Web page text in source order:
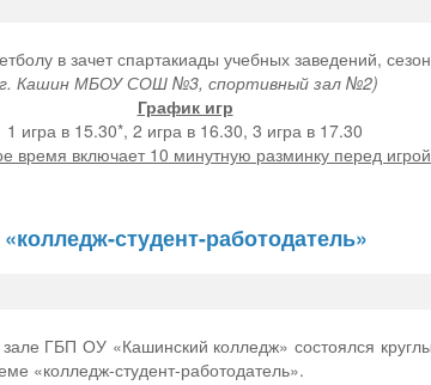
в зачет спартакиады учебных заведений,
Кашин МБОУ СОШ №3, спортивный зал №2)
График игр
1 игра в 15.30*, 2 игра в 16.30, 3 игра в 17.30
время включает 10 минутную разминку перед игрой
студент-работодатель»
ГБП ОУ «Кашинский колледж» состоялся
«колледж-студент-работодатель».